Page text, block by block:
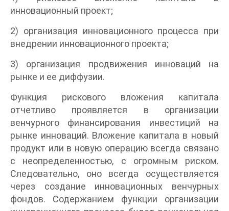
инновационный проект;
2) организация инновационного процесса при
внедрении инновационного проекта;
3) организация продвижения инноваций на
рынке и ее диффузии.
Функция рискового вложения капитала
отчетливо проявляется в организации
венчурного финансирования инвестиций на
рынке инноваций. Вложение капитала в новый
продукт или в новую операцию всегда связано
с неопределенностью, с огромным риском.
Следовательно, оно всегда осуществляется
через создание инновационных венчурных
фондов. Содержанием функции организации